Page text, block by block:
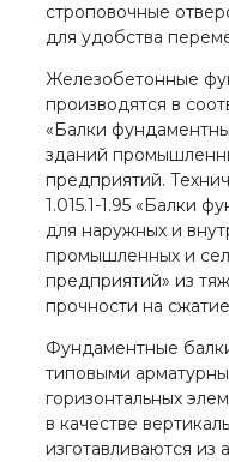
строповочные
для удобства
Железобетонные
производятся в
«Балки
зданий
предприятий.
1.015.1-1.95 «Балки
для наружных и
промышленных и
предприятий» из
прочности на
Фундаментные
типовыми
горизонтальных
в качестве
изготавливаются